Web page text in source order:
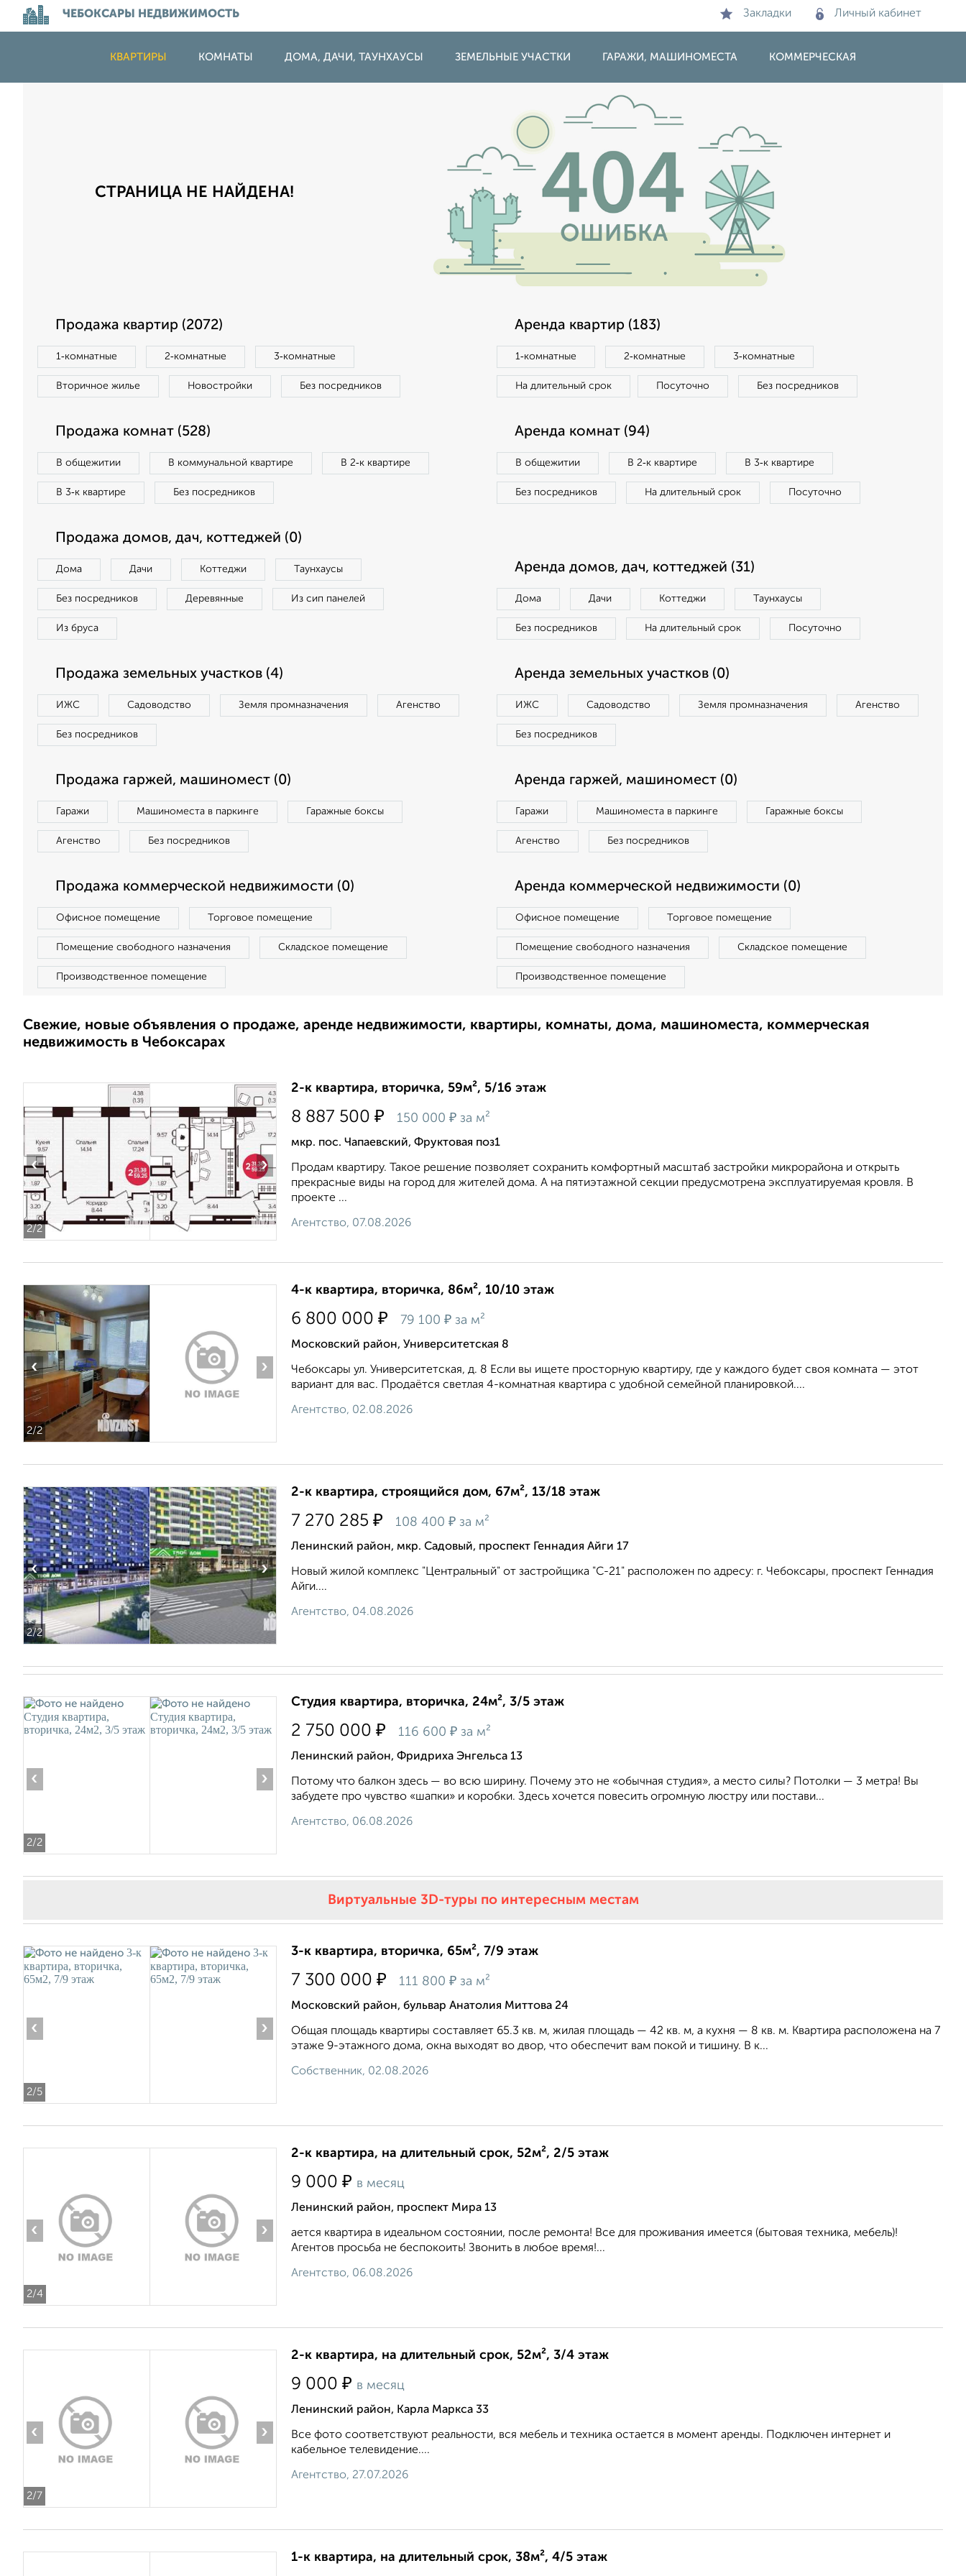
ЧЕБОКСАРЫ НЕДВИЖИМОСТЬ Закладки Личный кабинет
КВАРТИРЫ КОМНАТЫ ДОМА, ДАЧИ, ТАУНХАУСЫ ЗЕМЕЛЬНЫЕ УЧАСТКИ ГАРАЖИ, МАШИНОМЕСТА КОММЕРЧЕСКАЯ
СТРАНИЦА НЕ НАЙДЕНА!
Продажа квартир (2072)
1‑комнатные 2‑комнатные 3‑комнатные
Вторичное жилье Новостройки Без посредников
Аренда квартир (183)
1‑комнатные 2‑комнатные 3‑комнатные
На длительный срок Посуточно Без посредников
Продажа комнат (528)
В общежитии В коммунальной квартире В 2‑к квартире
В 3‑к квартире Без посредников
Аренда комнат (94)
В общежитии В 2‑к квартире В 3‑к квартире
Без посредников На длительный срок Посуточно
Продажа домов, дач, коттеджей (0)
Дома Дачи Коттеджи Таунхаусы
Без посредников Деревянные Из сип панелей
Из бруса
Аренда домов, дач, коттеджей (31)
Дома Дачи Коттеджи Таунхаусы
Без посредников На длительный срок Посуточно
Продажа земельных участков (4)
ИЖС Садоводство Земля промназначения Агенство
Без посредников
Аренда земельных участков (0)
ИЖС Садоводство Земля промназначения Агенство
Без посредников
Продажа гаржей, машиномест (0)
Гаражи Машиноместа в паркинге Гаражные боксы
Агенство Без посредников
Аренда гаржей, машиномест (0)
Гаражи Машиноместа в паркинге Гаражные боксы
Агенство Без посредников
Продажа коммерческой недвижимости (0)
Офисное помещение Торговое помещение
Помещение свободного назначения Складское помещение
Производственное помещение
Аренда коммерческой недвижимости (0)
Офисное помещение Торговое помещение
Помещение свободного назначения Складское помещение
Производственное помещение
Свежие, новые объявления о продаже, аренде недвижимости, квартиры, комнаты, дома, машиноместа, коммерческая
недвижимость в Чебоксарах
2/2
‹ ›
2-к квартира, вторичка, 59м², 5/16 этаж
8 887 500 ₽ 150 000 ₽ за м²
мкр. пос. Чапаевский, Фруктовая поз1
Продам квартиру. Такое решение позволяет сохранить комфортный масштаб застройки микрорайона и открыть
прекрасные виды на город для жителей дома. А на пятиэтажной секции предусмотрена эксплуатируемая кровля. В
проекте ...
Агентство, 07.08.2026
2/2
‹ ›
4-к квартира, вторичка, 86м², 10/10 этаж
6 800 000 ₽ 79 100 ₽ за м²
Московский район, Университетская 8
Чебоксары ул. Университетская, д. 8 Если вы ищете просторную квартиру, где у каждого будет своя комната — этот
вариант для вас. Продаётся светлая 4-комнатная квартира с удобной семейной планировкой....
Агентство, 02.08.2026
2/2
‹ ›
2-к квартира, строящийся дом, 67м², 13/18 этаж
7 270 285 ₽ 108 400 ₽ за м²
Ленинский район, мкр. Садовый, проспект Геннадия Айги 17
Новый жилой комплекс "Центральный" от застройщика "С-21" расположен по адресу: г. Чебоксары, проспект Геннадия
Айги....
Агентство, 04.08.2026
2/2
‹ ›
Студия квартира, вторичка, 24м², 3/5 этаж
2 750 000 ₽ 116 600 ₽ за м²
Ленинский район, Фридриха Энгельса 13
Потому что балкон здесь — во всю ширину. Почему это не «обычная студия», а место силы? Потолки — 3 метра! Вы
забудете про чувство «шапки» и коробки. Здесь хочется повесить огромную люстру или постави...
Агентство, 06.08.2026
Виртуальные 3D-туры по интересным местам
2/5
‹ ›
3-к квартира, вторичка, 65м², 7/9 этаж
7 300 000 ₽ 111 800 ₽ за м²
Московский район, бульвар Анатолия Миттова 24
Общая площадь квартиры составляет 65.3 кв. м, жилая площадь — 42 кв. м, а кухня — 8 кв. м. Квартира расположена на 7
этаже 9-этажного дома, окна выходят во двор, что обеспечит вам покой и тишину. В к...
Собственник, 02.08.2026
2/4
‹ ›
2-к квартира, на длительный срок, 52м², 2/5 этаж
9 000 ₽ в месяц
Ленинский район, проспект Мира 13
ается квартира в идеальном состоянии, после ремонта! Все для проживания имеется (бытовая техника, мебель)!
Агентов просьба не беспокоить! Звонить в любое время!...
Агентство, 06.08.2026
2/7
‹ ›
2-к квартира, на длительный срок, 52м², 3/4 этаж
9 000 ₽ в месяц
Ленинский район, Карла Маркса 33
Все фото соответствуют реальности, вся мебель и техника остается в момент аренды. Подключен интернет и
кабельное телевидение....
Агентство, 27.07.2026
1-к квартира, на длительный срок, 38м², 4/5 этаж